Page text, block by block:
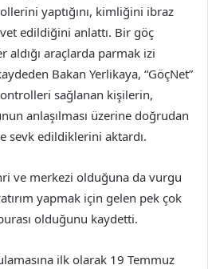
yaptığını, kimliğini ibraz
edildiğini anlattı. Bir göç
aldığı araçlarda parmak izi
Bakan Yerlikaya, “GöçNet”
sağlanan kişilerin,
anlaşılması üzerine doğrudan
sevk edildiklerini aktardı.
ve merkezi olduğuna da vurgu
yapmak için gelen pek çok
olduğunu kaydetti.
ilk olarak 19 Temmuz